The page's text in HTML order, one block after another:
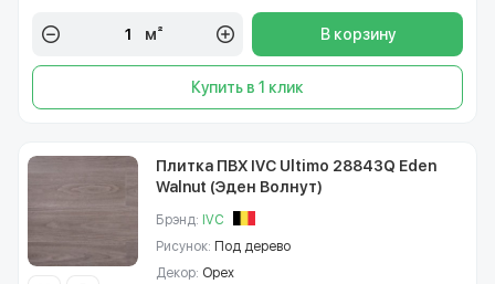
м² В корзину
Купить в 1 клик
Плитка ПВХ IVC Ultimo 28843Q Eden
Walnut (Эден Волнут)
Брэнд: IVC
Рисунок: Под дерево
Декор: Орех